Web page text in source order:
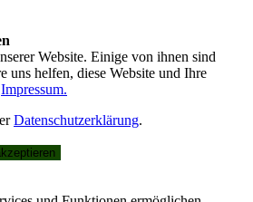
Website. Einige von ihnen sind
uns helfen, diese Website und Ihre
Impressum.
Datenschutzerklärung.